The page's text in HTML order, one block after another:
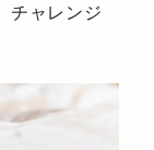
チャレンジ